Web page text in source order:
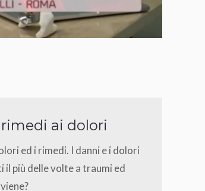
ai dolori
ed i rimedi. I danni e i dolori
il più delle volte a traumi ed